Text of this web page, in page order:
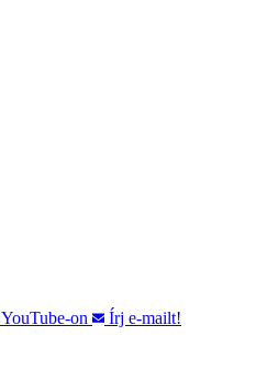
YouTube-on
Írj e-mailt!